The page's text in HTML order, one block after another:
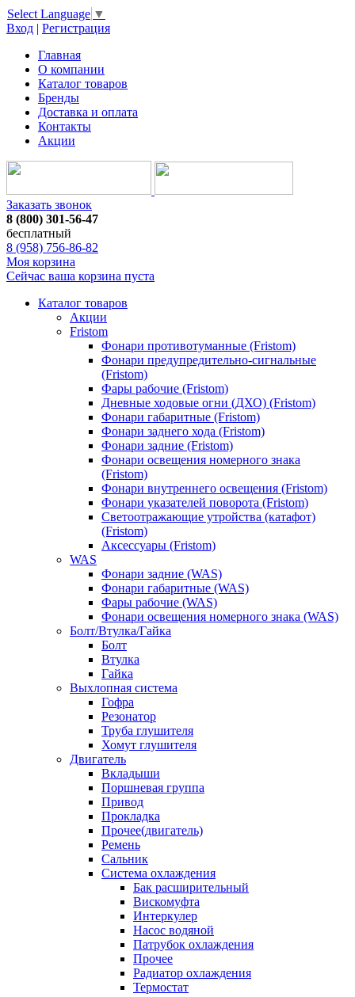
Select Language ▼
Вход | Регистрация
Главная
О компании
Каталог товаров
Бренды
Доставка и оплата
Контакты
Акции
Заказать звонок
8 (800) 301-56-47
бесплатный
8 (958) 756-86-82
Моя корзина
Сейчас ваша корзина пуста
Каталог товаров
Акции
Fristom
Фонари противотуманные (Fristom)
Фонари предупредительно-сигнальные
(Fristom)
Фары рабочие (Fristom)
Дневные ходовые огни (ДХО) (Fristom)
Фонари габаритные (Fristom)
Фонари заднего хода (Fristom)
Фонари задние (Fristom)
Фонари освещения номерного знака
(Fristom)
Фонари внутреннего освещения (Fristom)
Фонари указателей поворота (Fristom)
Светоотражающие утройства (катафот)
(Fristom)
Аксессуары (Fristom)
WAS
Фонари задние (WAS)
Фонари габаритные (WAS)
Фары рабочие (WAS)
Фонари освещения номерного знака (WAS)
Болт/Втулка/Гайка
Болт
Втулка
Гайка
Выхлопная система
Гофра
Резонатор
Труба глушителя
Хомут глушителя
Двигатель
Вкладыши
Поршневая группа
Привод
Прокладка
Прочее(двигатель)
Ремень
Сальник
Система охлаждения
Бак расширительный
Вискомуфта
Интеркулер
Насос водяной
Патрубок охлаждения
Прочее
Радиатор охлаждения
Термостат